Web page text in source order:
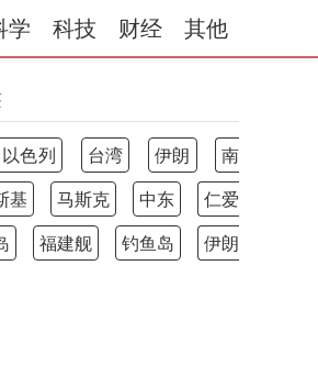
学 科技 财经 其他
以色列 台湾 伊朗
南
基 马斯克 中东
仁爱
福建舰 钓鱼岛
伊朗